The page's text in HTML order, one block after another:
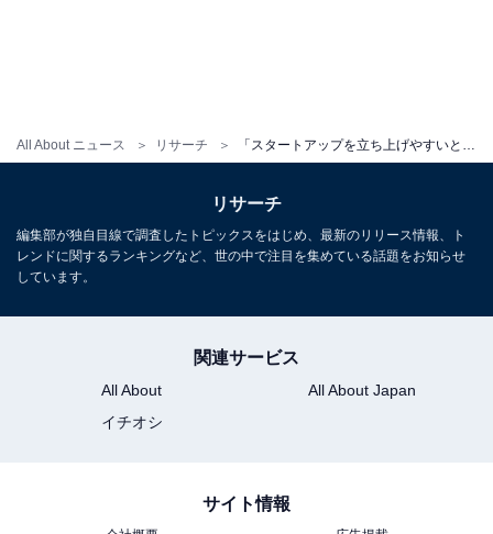
All About ニュース リサーチ 「スタートアップを立ち上げやすいと思う日本の大学」ランキング。2位「慶應義塾大学」、1位は？
リサーチ
編集部が独自目線で調査したトピックスをはじめ、最新のリリース情報、ト
レンドに関するランキングなど、世の中で注目を集めている話題をお知らせ
しています。
関連サービス
All About
All About Japan
イチオシ
サイト情報